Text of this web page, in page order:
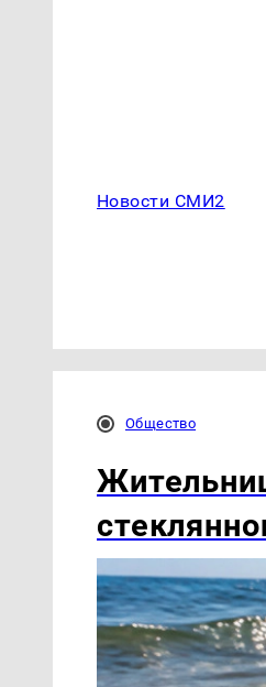
Новости СМИ2
Общество